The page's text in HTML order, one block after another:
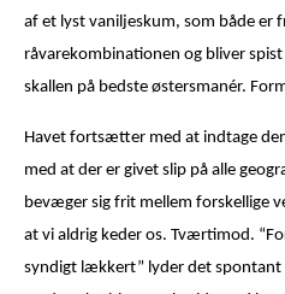
af et lyst vaniljeskum, som både er
råvarekombinationen og bliver
skallen på bedste østersmanér.
Havet fortsætter med at indtage
med at der er givet slip på alle
bevæger sig frit mellem forskellige
at vi aldrig keder os. Tværtimod.
syndigt lækkert” lyder det spontant